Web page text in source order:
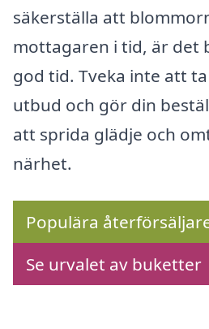
säkerställa att
mottagaren i tid, är det
god tid. Tveka inte att
utbud och gör din
att sprida glädje och
närhet.
Populära
Se urvalet av buketter